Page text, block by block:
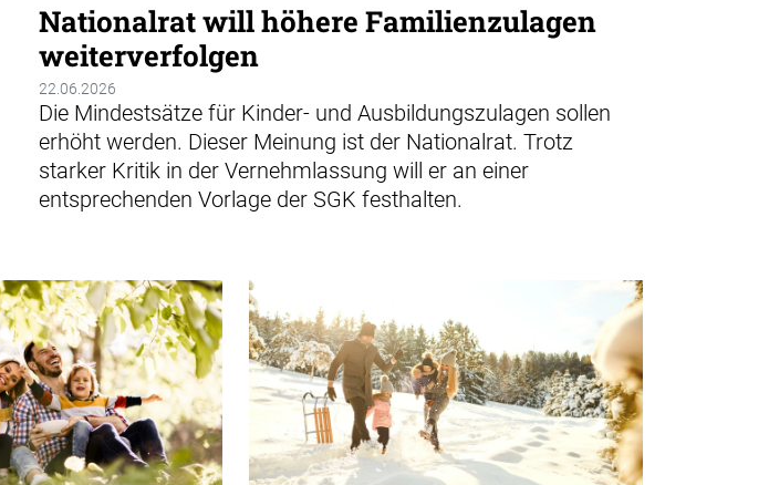
Nationalrat will höhere Familienzulagen
weiterverfolgen
22.06.2026
Die Mindestsätze für Kinder- und Ausbildungszulagen sollen
erhöht werden. Dieser Meinung ist der Nationalrat. Trotz
starker Kritik in der Vernehmlassung will er an einer
entsprechenden Vorlage der SGK festhalten.